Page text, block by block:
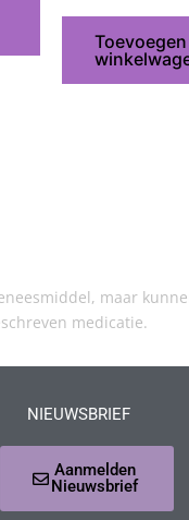
maar
medicatie.
NIEUWSBRIEF
Aanmelden
Nieuwsbrief